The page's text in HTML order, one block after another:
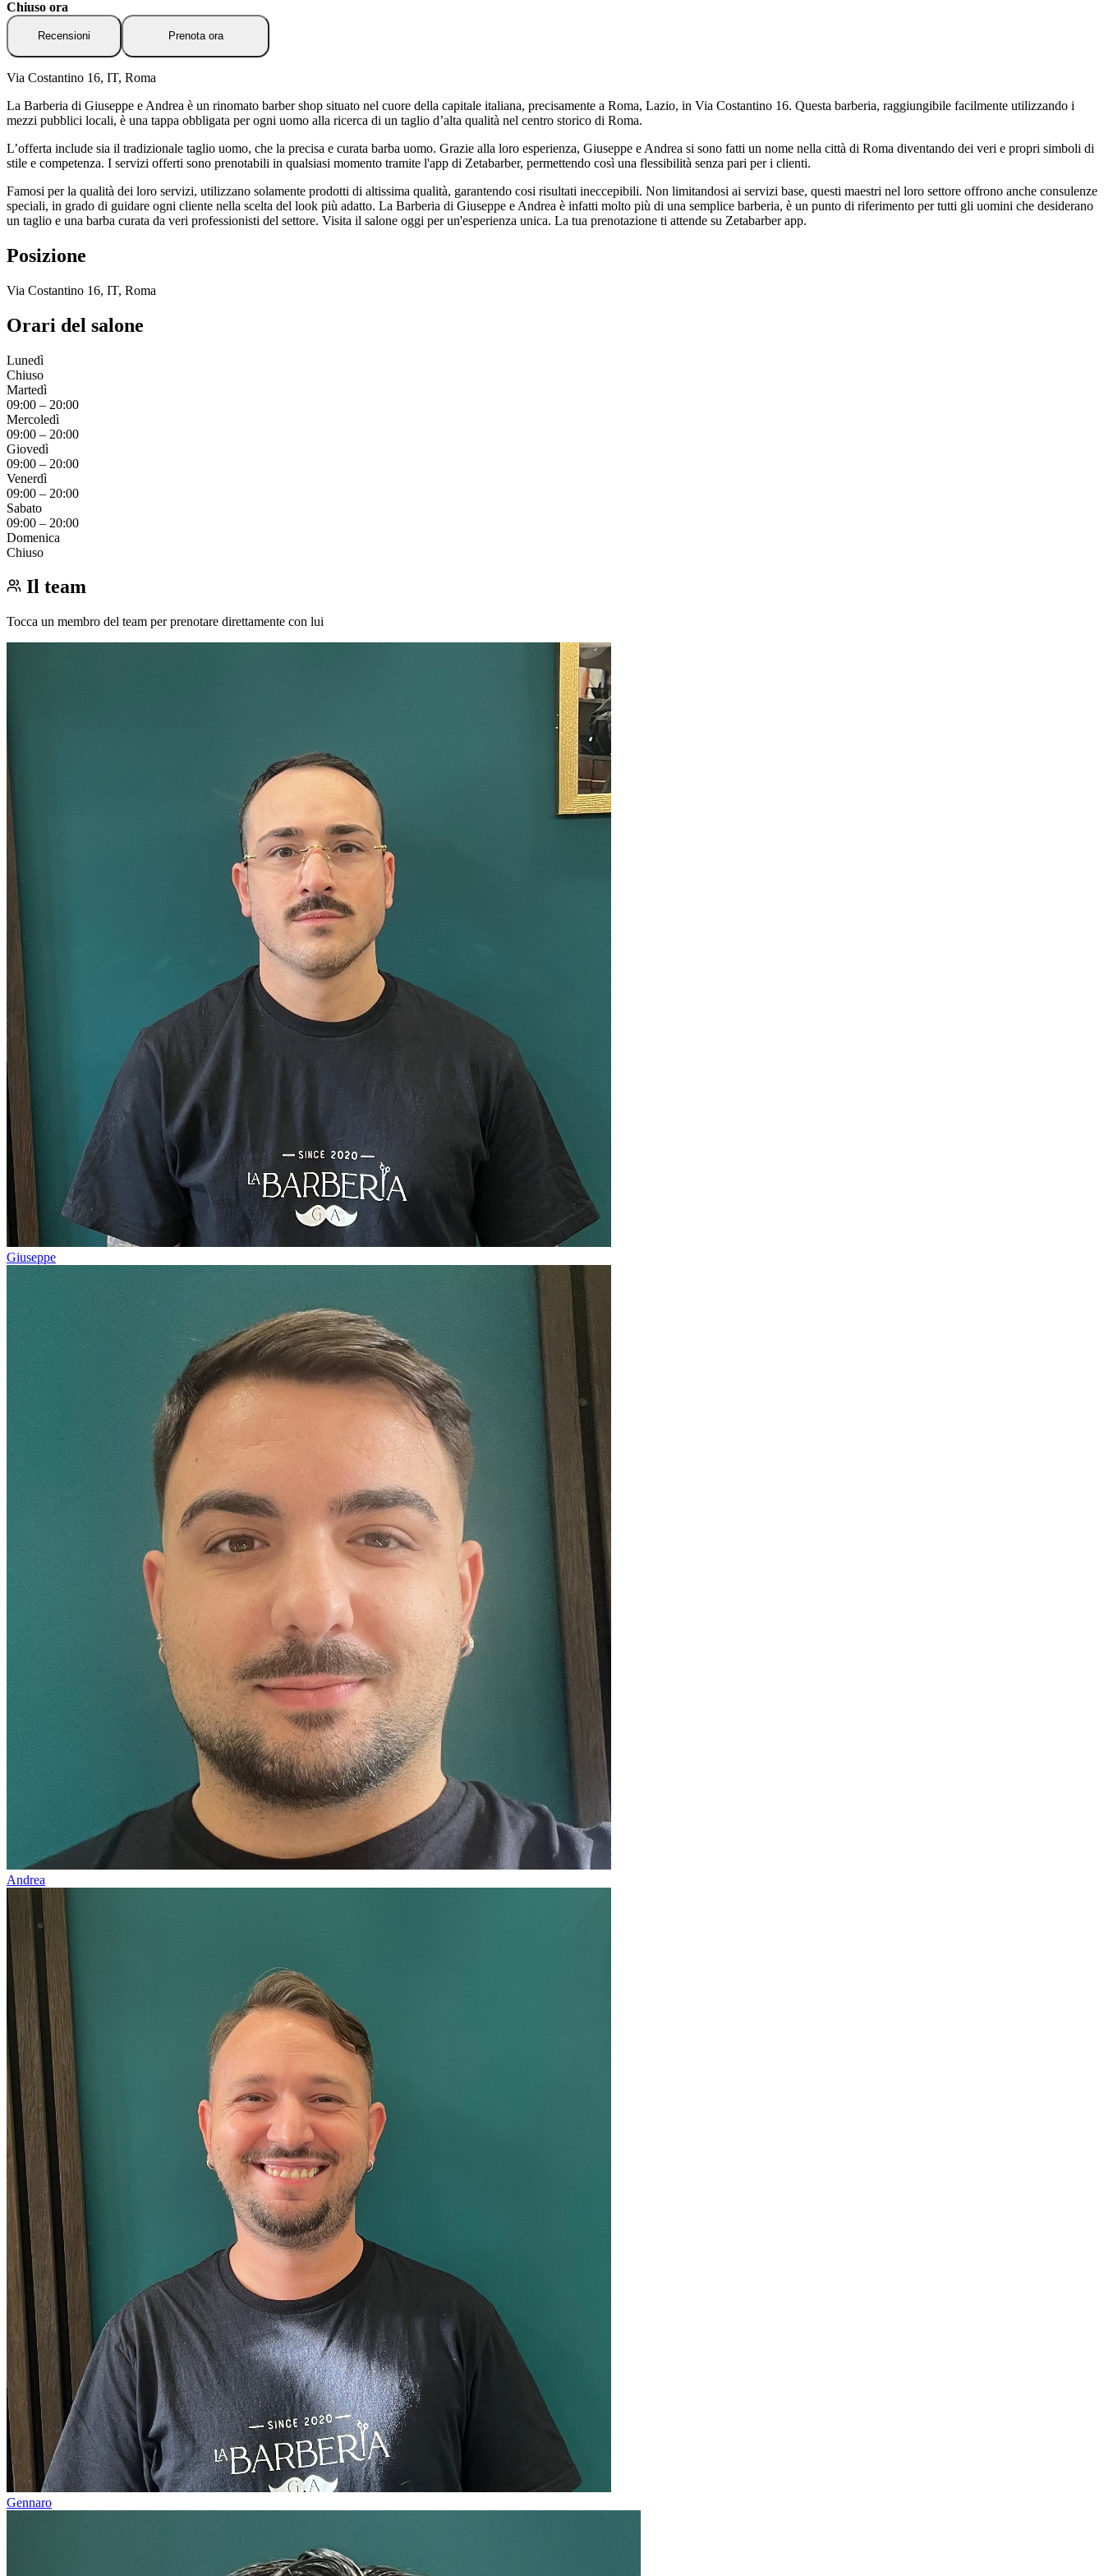
Chiuso ora
Recensioni Prenota ora
Via Costantino 16, IT, Roma
La Barberia di Giuseppe e Andrea è un rinomato barber shop situato nel cuore della capitale italiana, precisamente a Roma, Lazio, in Via Costantino 16. Questa barberia, raggiungibile facilmente utilizzando i
mezzi pubblici locali, è una tappa obbligata per ogni uomo alla ricerca di un taglio d’alta qualità nel centro storico di Roma.
L’offerta include sia il tradizionale taglio uomo, che la precisa e curata barba uomo. Grazie alla loro esperienza, Giuseppe e Andrea si sono fatti un nome nella città di Roma diventando dei veri e propri simboli di
stile e competenza. I servizi offerti sono prenotabili in qualsiasi momento tramite l'app di Zetabarber, permettendo così una flessibilità senza pari per i clienti.
Famosi per la qualità dei loro servizi, utilizzano solamente prodotti di altissima qualità, garantendo cosi risultati ineccepibili. Non limitandosi ai servizi base, questi maestri nel loro settore offrono anche consulenze
speciali, in grado di guidare ogni cliente nella scelta del look più adatto. La Barberia di Giuseppe e Andrea è infatti molto più di una semplice barberia, è un punto di riferimento per tutti gli uomini che desiderano
un taglio e una barba curata da veri professionisti del settore. Visita il salone oggi per un'esperienza unica. La tua prenotazione ti attende su Zetabarber app.
Posizione
Via Costantino 16, IT, Roma
Orari del salone
Lunedì
Chiuso
Martedì
09:00 – 20:00
Mercoledì
09:00 – 20:00
Giovedì
09:00 – 20:00
Venerdì
09:00 – 20:00
Sabato
09:00 – 20:00
Domenica
Chiuso
Il team
Tocca un membro del team per prenotare direttamente con lui
Giuseppe
Andrea
Gennaro